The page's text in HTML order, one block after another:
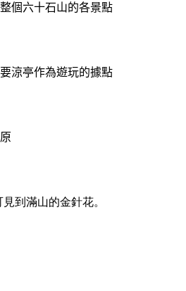
個六十石山的各景點
涼亭作為遊玩的據點
到滿山的金針花。